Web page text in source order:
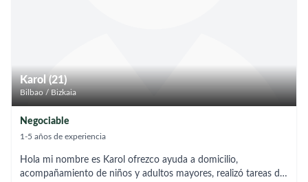
Karol (21)
Bilbao / Bizkaia
Negociable
1-5 años de experiencia
Hola mi nombre es Karol ofrezco ayuda a domicilio,
acompañamiento de niños y adultos mayores, realizó tareas del